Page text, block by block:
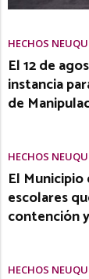
HECHOS
El 12 de
instancia
de
HECHOS
El
escolares
contención
HECHOS